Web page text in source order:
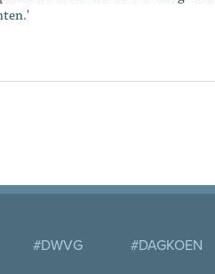
#DWVG #DAGKOEN